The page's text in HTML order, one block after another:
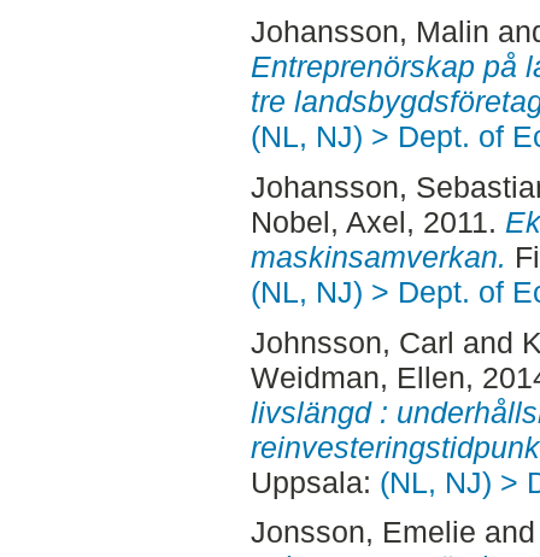
Johansson, Malin
Entreprenörskap på
tre
(NL, NJ) > Dept. of
Johansson,
Nobel, Axel, 2011.
maskinsamverkan.
(NL, NJ) > Dept. of
Johnsson, Carl and
Weidman, Ellen,
livslängd :
Uppsala: (NL, NJ) >
Jonsson, Emelie